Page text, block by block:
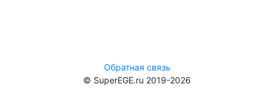
Обратная связь
© SuperEGE.ru 2019-2026